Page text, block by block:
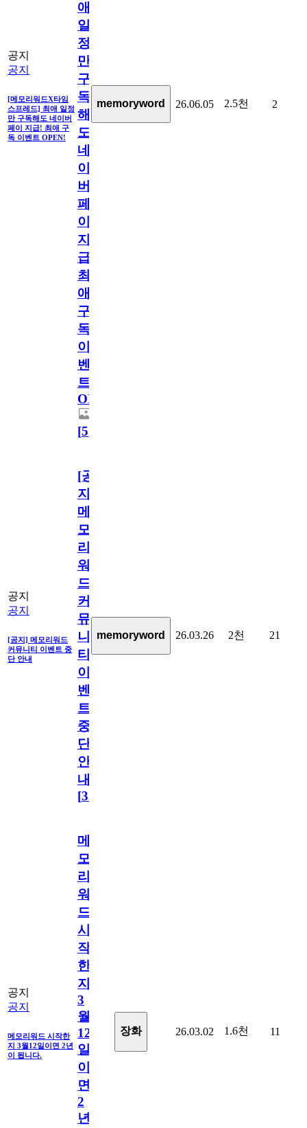
공지
공지
[메모리워드X타임
스프레드] 최애 일정
만 구독해도 네이버
페이 지급! 최애 구
독 이벤트 OPEN!
애
일
정
만
구
독
해
도
네
이
버
페
이
지
급!
최
애
구
독
이
벤
트
OPEN!
[5]
memoryword 26.06.05 2.5천 2
공지
공지
[공지] 메모리워드
커뮤니티 이벤트 중
단 안내
[공
지]
메
모
리
워
드
커
뮤
니
티
이
벤
트
중
단
안
내
[31
memoryword 26.03.26 2천 21
공지
공지
메모리워드 시작한
지 3월12일이면 2년
이 됩니다.
메
모
리
워
드
시
작
한
지
3
월
12
일
이
면
2
년
장화 26.03.02 1.6천 11